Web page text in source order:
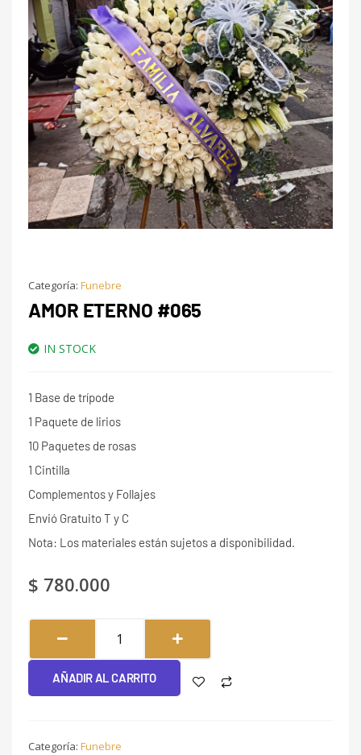
Categoría: Funebre
AMOR ETERNO #065
IN STOCK
1 Base de trípode
1 Paquete de lirios
10 Paquetes de rosas
1 Cintilla
Complementos y Follajes
Envió Gratuito T y C
Nota: Los materiales están sujetos a disponibilidad.
$ 780.000
Eterno
#065
cantidad
AÑADIR AL CARRITO
Categoría: Funebre